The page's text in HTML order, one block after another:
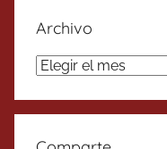
Archivo
Archivo